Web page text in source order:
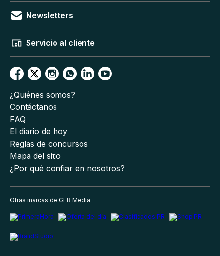
Newsletters
Servicio al cliente
¿Quiénes somos?
Contáctanos
FAQ
El diario de hoy
Reglas de concursos
Mapa del sitio
¿Por qué confiar en nosotros?
Otras marcas de GFR Media